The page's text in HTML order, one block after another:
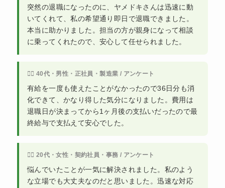
突然の退職になったのに、ヤメドキさんは迅速に動
いてくれて、私の希望通り即日で退職できました。
本当に助かりました。担当の方が親身になって相談
に乗ってくれたので、安心して任せられました。
🙍‍♂️ 40代・男性・正社員・製造業 / アンケート
有給を一度も使えたことがなかったので36日分も消
化できて、かなり得した気分になりました。費用は
退職日が決まってから1ヶ月後の支払いだったので最
終給与で支払えて安心でした。
🙍‍♀️ 20代・女性・契約社員・事務 / アンケート
悩んでいたことが一気に解決されました。私のよう
な立場でも大丈夫なのだと思いました。迅速な対応